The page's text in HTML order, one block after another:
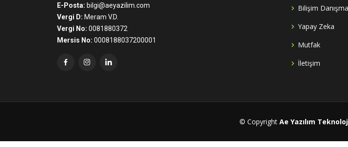
E-Posta: bilgi@aeyazilim.com
Vergi D: Meram V.D.
Vergi No: 0081880372
Mersis No: 0008188037200001
Bilişim
Yapay Zeka
Mutfak
İletişim
© Copyright Ae Yazılım